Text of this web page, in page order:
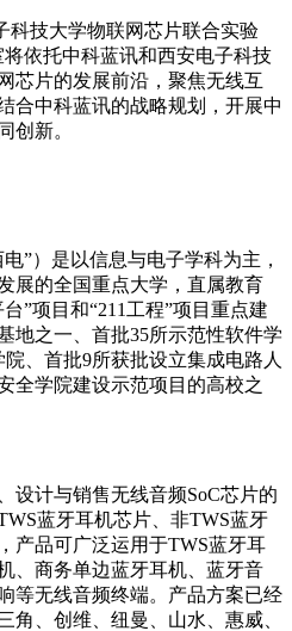
科技大学物联网芯片联合实验
依托中科蓝讯和西安电子科技
芯片的发展前沿，聚焦无线互
合中科蓝讯的战略规划，开展中
创新。
”）是以信息与电子学科为主，
展的全国重点大学，直属教育
”项目和“211工程”项目重点建
地之一、首批35所示范性软件学
、首批9所获批设立集成电路人
全学院建设示范项目的高校之
设计与销售无线音频SoC芯片的
蓝牙耳机芯片、非TWS蓝牙
产品可广泛运用于TWS蓝牙耳
、商务单边蓝牙耳机、蓝牙音
等无线音频终端。 产品方案已经
角、创维、纽曼、山水、惠威、